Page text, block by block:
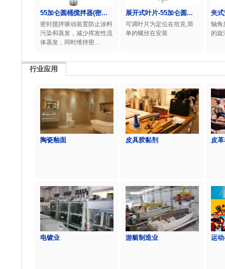
55加仑圆桶搅拌器(密...
密封搅拌驱动装置防止涂料
污染和蒸发，减少挥发性流
体蒸发，同时维持密...
展开式叶片-55加仑圆...
可调叶片为定位在坦克,简
单的螺丝在安装
夹
轴角
的旋
行业应用
陶瓷釉面 皮具胶黏剂 皮
电镀业 游艇制造业 运